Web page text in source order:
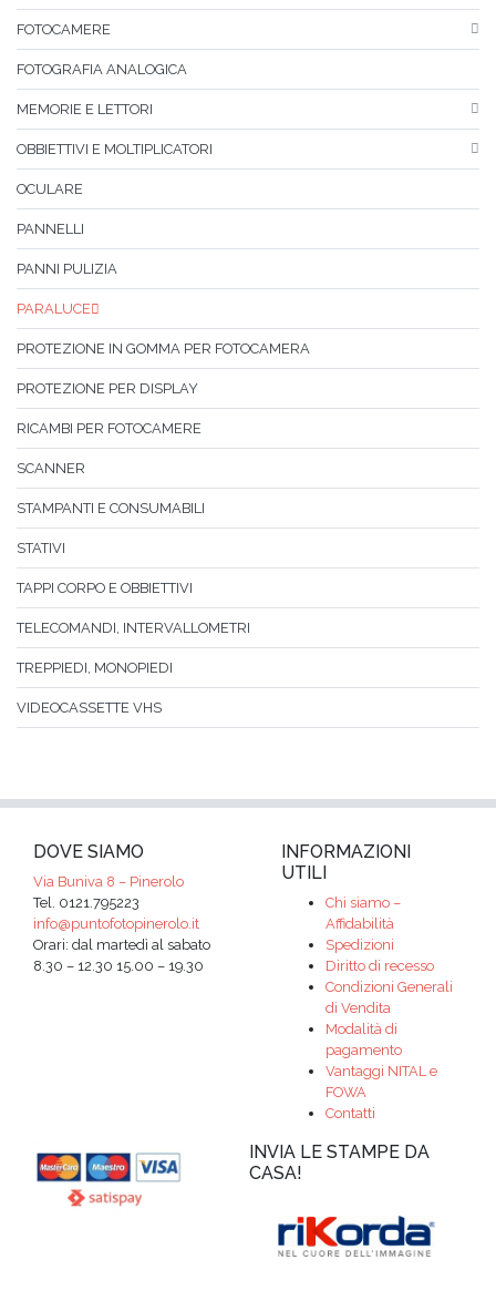
FOTOCAMERE
FOTOGRAFIA ANALOGICA
MEMORIE E LETTORI
OBBIETTIVI E MOLTIPLICATORI
OCULARE
PANNELLI
PANNI PULIZIA
PARALUCE
PROTEZIONE IN GOMMA PER FOTOCAMERA
PROTEZIONE PER DISPLAY
RICAMBI PER FOTOCAMERE
SCANNER
STAMPANTI E CONSUMABILI
STATIVI
TAPPI CORPO E OBBIETTIVI
TELECOMANDI, INTERVALLOMETRI
TREPPIEDI, MONOPIEDI
VIDEOCASSETTE VHS
DOVE SIAMO
Via Buniva 8 – Pinerolo
Tel. 0121.795223
info@puntofotopinerolo.it
Orari: dal martedì al sabato
8.30 – 12.30 15.00 – 19.30
INFORMAZIONI
UTILI
Chi siamo –
Affidabilità
Spedizioni
Diritto di recesso
Condizioni Generali
di Vendita
Modalità di
pagamento
Vantaggi NITAL e
FOWA
Contatti
INVIA LE STAMPE DA
CASA!